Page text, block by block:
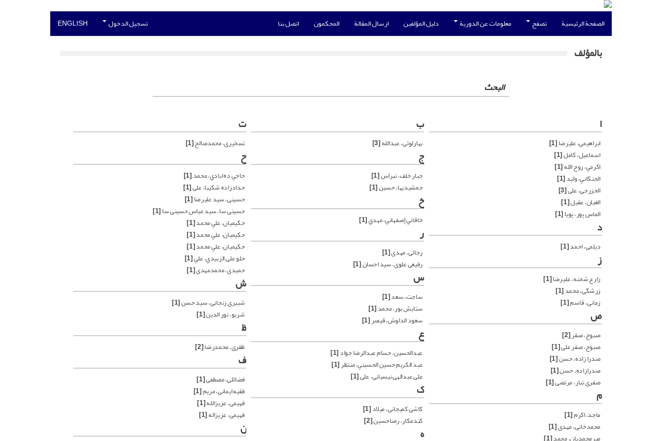
الصفحة الرئيسية تصفح معلومات عن الدورية دليل المؤلفين ارسال المقالة المحكمون اتصل بنا تسجيل الدخول ENGLISH
بالمؤلف
البحث
ا
ابراهیمی، علیرضا[1]
اسماعیل، كامل[1]
اكرمي، روح الله[1]
الجنكاني، ولید[1]
الخزرجی، علی[3]
الغبان، عقيل[1]
الماس پور، پویا[1]
ب
بهارلوئی، عبدالله[3]
ت
تسخیری، محمدصالح[1]
ج
جبار خلف، نبراس[1]
جمشیدیها، حسین[1]
ح
حاجي ده ابادي، محمد[1]
حدادزاده شکیبا، علی[1]
حسینی، سید علیرضا[1]
حسینی سا، سید عباس حسینی سا[1]
حكيميان، علي محمد[1]
حكيميان، علي محمد[1]
حكيميان، علي محمد[1]
حلو علی الزبيدي، علي[1]
حمیدی، محمدمهدی[1]
خ
خاقاني إصفهاني، مهدي[1] د
ديلمى، احمد[1]
ر
رجائی، مهدی[1]
رفیعی علوی، سید احسان[1] ز
زارع شحنه، علیرضا[1]
زرشگی، محمد[1]
زمانی، قاسم[1]
س
ساجت، سعد[1]
ستایش بور، محمد[1]
سعود الدلوش، قيصر[1]
ش
شبیری زنجانی، سید حسن[1]
شربو، نور الدین[1] ص
صبوح، صقر[2]
صبوح، صقر علی[1]
صدرا زاده، حسن[1]
صدرازاده، حسن[1]
صفری تبار، مرتضی[1]
ظ
ظفری، محمدرضا[2]
ع
عبدالحسين، حسام عبدالرضا جواد[1]
عبد الكريم حسين الحسيني، منتظر[1]
علی عبدالهی نیسیانی، علی[1]
ف
فضائلی، مصطفی[1]
فقیه ایمانی، مریم[1]
فهیمی، عزیزالله[1]
فهیمی، عزیزاله[1]
ک
کاشی کمیجانی، میلاد[1]
کندمکار، رضاحسین[2]
م
ماجد، اکرم[1]
محمدخانی، مهدی[1]
میرمحمدیان، محمد[1]
ن ه